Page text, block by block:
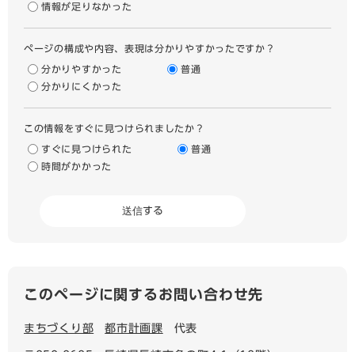
情報が足りなかった
ページの構成や内容、表現は分かりやすかったですか？
分かりやすかった
普通
分かりにくかった
この情報をすぐに見つけられましたか？
すぐに見つけられた
普通
時間がかかった
このページに関するお問い合わせ先
まちづくり部 都市計画課 代表